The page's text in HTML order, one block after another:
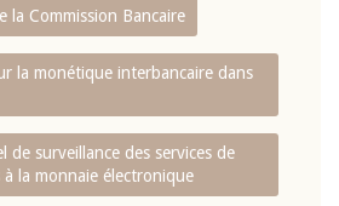
la Commission Bancaire
la monétique interbancaire dans
de surveillance des services de
à la monnaie électronique